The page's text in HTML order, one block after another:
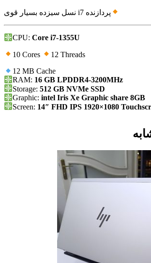
پردازنده i7 نسل سیزده بسیار قوی
CPU:Core i7-1355U
10 Cores 12 Threads
12 MB Cache
RAM: 16 GB LPDDR4-3200MHz
Storage:512 GB NVMe SSD
Graphic:intel Iris Xe Graphic share 8GB
Screen: 14″ FHD IPS 1920×1080